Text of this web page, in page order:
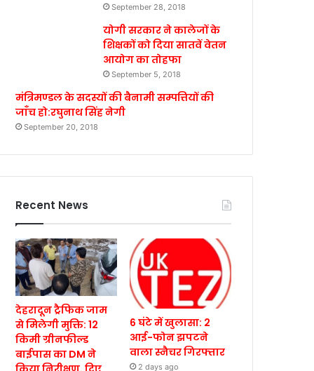
September 28, 2018
योगी सरकार ने कालेजों के
शिक्षकों को दिया सातवें वेतन
आयोग का तोहफा
September 5, 2018
मंत्रिमण्डल के सदस्यों की बैनामी सम्पत्तियों की
जाँच हो:रघुनाथ सिंह नेगी
September 20, 2018
Recent News
देहरादून ट्रैफिक जाम
से मिलेगी मुक्ति: 12
किमी ग्रीनफील्ड
बाईपास का DM ने
6 घंटे में खुलासा: 2
आई-फोन झपटने
वाला स्नैचर गिरफ्तार
2 days ago